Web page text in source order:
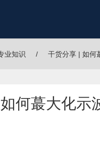
业知识 干货分享 | 如何
何蕞大化示